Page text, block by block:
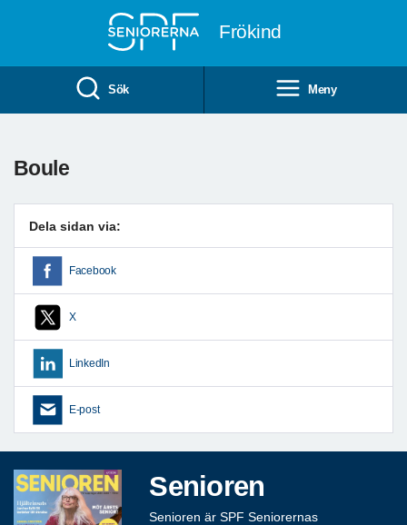
Frökind
Sök Meny
Boule
Dela sidan via:
Facebook
X
LinkedIn
E-post
Senioren
Senioren är SPF Seniorernas